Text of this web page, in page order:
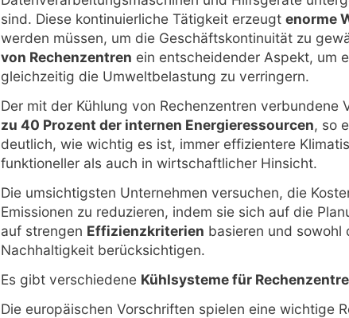
sind. Diese kontinuierliche Tätigkeit erzeugt enorme
werden müssen, um die Geschäftskontinuität zu
von Rechenzentren ein entscheidender Aspekt, um
gleichzeitig die Umweltbelastung zu verringern.
Der mit der Kühlung von Rechenzentren
zu 40 Prozent der internen Energieressourcen, so
deutlich, wie wichtig es ist, immer effizientere
funktioneller als auch in wirtschaftlicher Hinsicht.
Die umsichtigsten Unternehmen versuchen, die
Emissionen zu reduzieren, indem sie sich auf die
auf strengen Effizienzkriterien basieren und
Nachhaltigkeit berücksichtigen.
Es gibt verschiedene Kühlsysteme für
Die europäischen Vorschriften spielen eine wichtige